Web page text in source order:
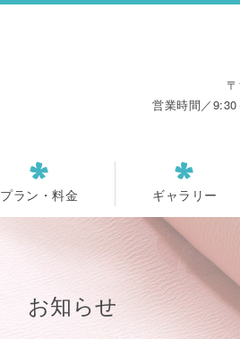
営業時間／
プラン・料金 ギャラリー
お知らせ